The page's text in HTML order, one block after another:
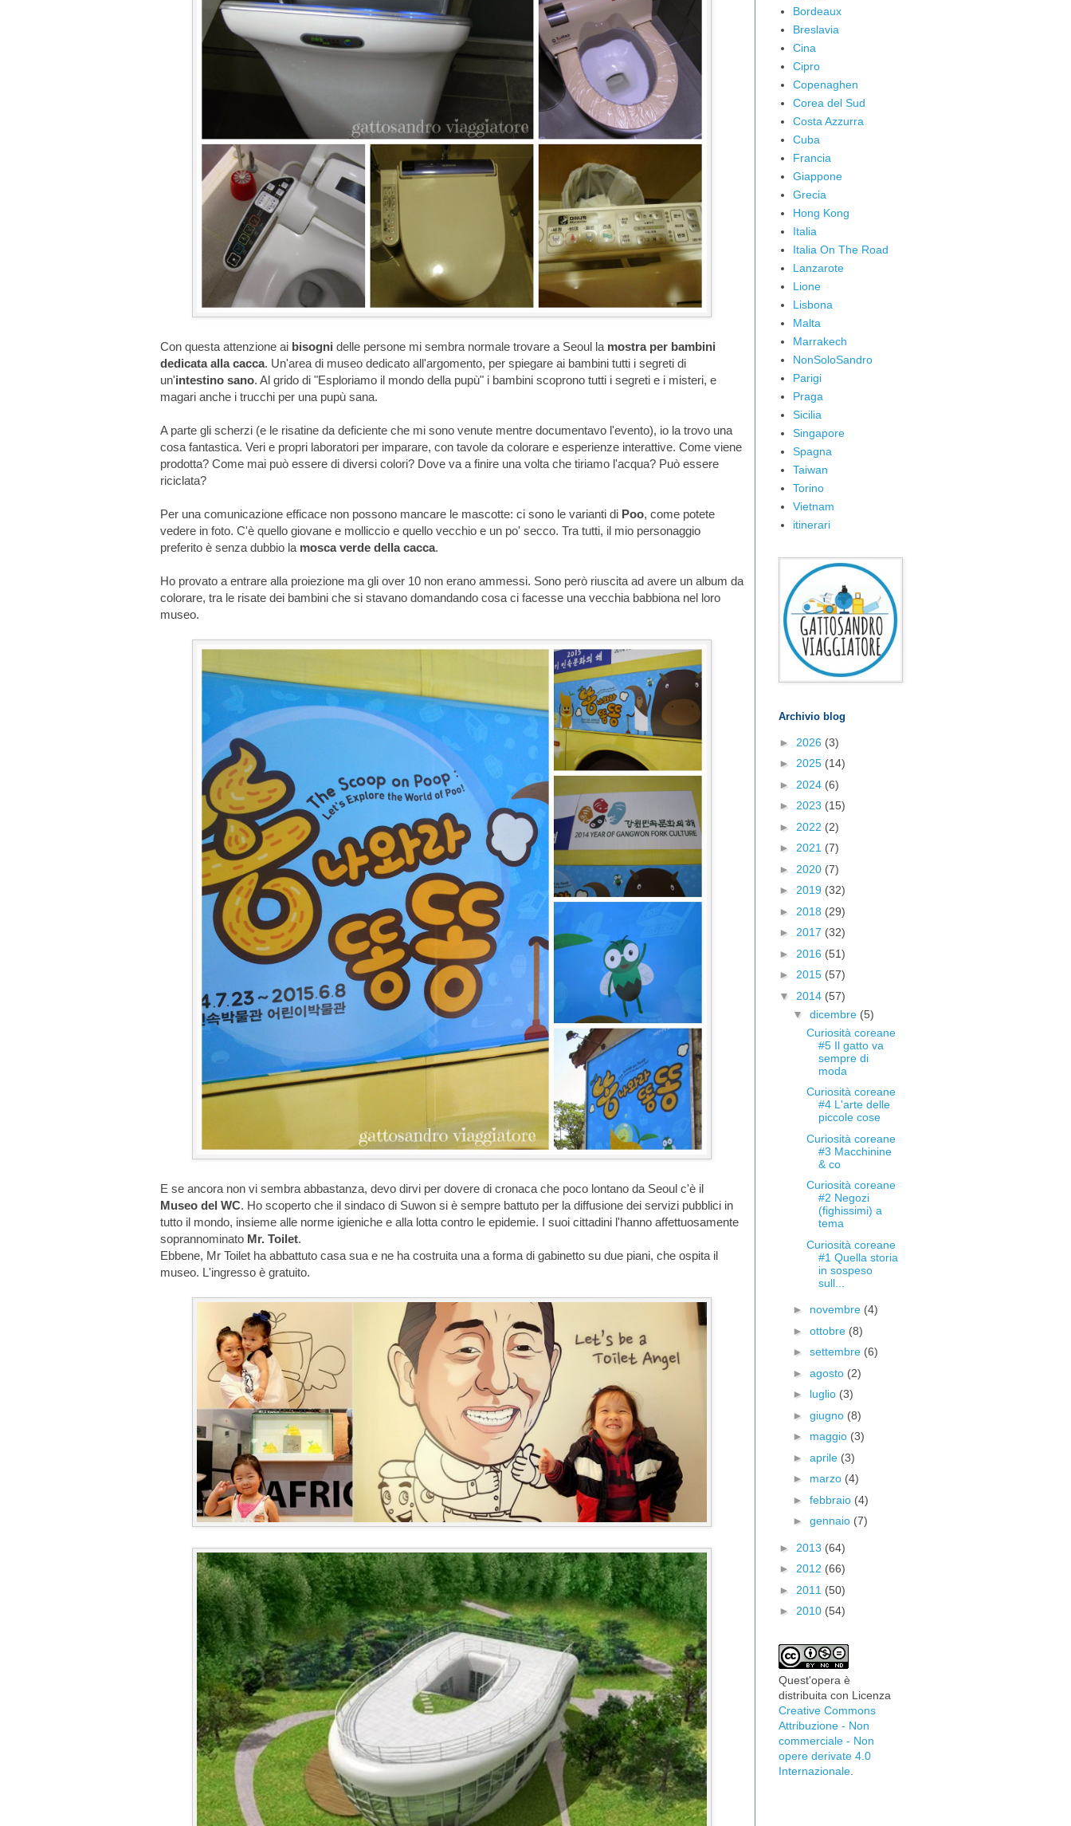
Con questa attenzione ai bisogni delle persone mi sembra normale trovare a Seoul la mostra per bambini
dedicata alla cacca. Un'area di museo dedicato all'argomento, per spiegare ai bambini tutti i segreti di
un'intestino sano. Al grido di "Esploriamo il mondo della pupù" i bambini scoprono tutti i segreti e i misteri, e
magari anche i trucchi per una pupù sana.
A parte gli scherzi (e le risatine da deficiente che mi sono venute mentre documentavo l'evento), io la trovo una
cosa fantastica. Veri e propri laboratori per imparare, con tavole da colorare e esperienze interattive. Come viene
prodotta? Come mai può essere di diversi colori? Dove va a finire una volta che tiriamo l'acqua? Può essere
riciclata?
Per una comunicazione efficace non possono mancare le mascotte: ci sono le varianti di Poo, come potete
vedere in foto. C'è quello giovane e molliccio e quello vecchio e un po' secco. Tra tutti, il mio personaggio
preferito è senza dubbio la mosca verde della cacca.
Ho provato a entrare alla proiezione ma gli over 10 non erano ammessi. Sono però riuscita ad avere un album da
colorare, tra le risate dei bambini che si stavano domandando cosa ci facesse una vecchia babbiona nel loro
museo.
E se ancora non vi sembra abbastanza, devo dirvi per dovere di cronaca che poco lontano da Seoul c'è il
Museo del WC. Ho scoperto che il sindaco di Suwon si è sempre battuto per la diffusione dei servizi pubblici in
tutto il mondo, insieme alle norme igieniche e alla lotta contro le epidemie. I suoi cittadini l'hanno affettuosamente
soprannominato Mr. Toilet.
Ebbene, Mr Toilet ha abbattuto casa sua e ne ha costruita una a forma di gabinetto su due piani, che ospita il
museo. L'ingresso è gratuito.
Bordeaux
Breslavia
Cina
Cipro
Copenaghen
Corea del Sud
Costa Azzurra
Cuba
Francia
Giappone
Grecia
Hong Kong
Italia
Italia On The Road
Lanzarote
Lione
Lisbona
Malta
Marrakech
NonSoloSandro
Parigi
Praga
Sicilia
Singapore
Spagna
Taiwan
Torino
Vietnam
itinerari
Archivio blog
► 2026 (3)
► 2025 (14)
► 2024 (6)
► 2023 (15)
► 2022 (2)
► 2021 (7)
► 2020 (7)
► 2019 (32)
► 2018 (29)
► 2017 (32)
► 2016 (51)
► 2015 (57)
▼ 2014 (57)
▼ dicembre (5)
Curiosità coreane
#5 Il gatto va
sempre di
moda
Curiosità coreane
#4 L'arte delle
piccole cose
Curiosità coreane
#3 Macchinine
& co
Curiosità coreane
#2 Negozi
(fighissimi) a
tema
Curiosità coreane
#1 Quella storia
in sospeso
sull...
► novembre (4)
► ottobre (8)
► settembre (6)
► agosto (2)
► luglio (3)
► giugno (8)
► maggio (3)
► aprile (3)
► marzo (4)
► febbraio (4)
► gennaio (7)
► 2013 (64)
► 2012 (66)
► 2011 (50)
► 2010 (54)
Quest'opera è
distribuita con Licenza
Creative Commons
Attribuzione - Non
commerciale - Non
opere derivate 4.0
Internazionale